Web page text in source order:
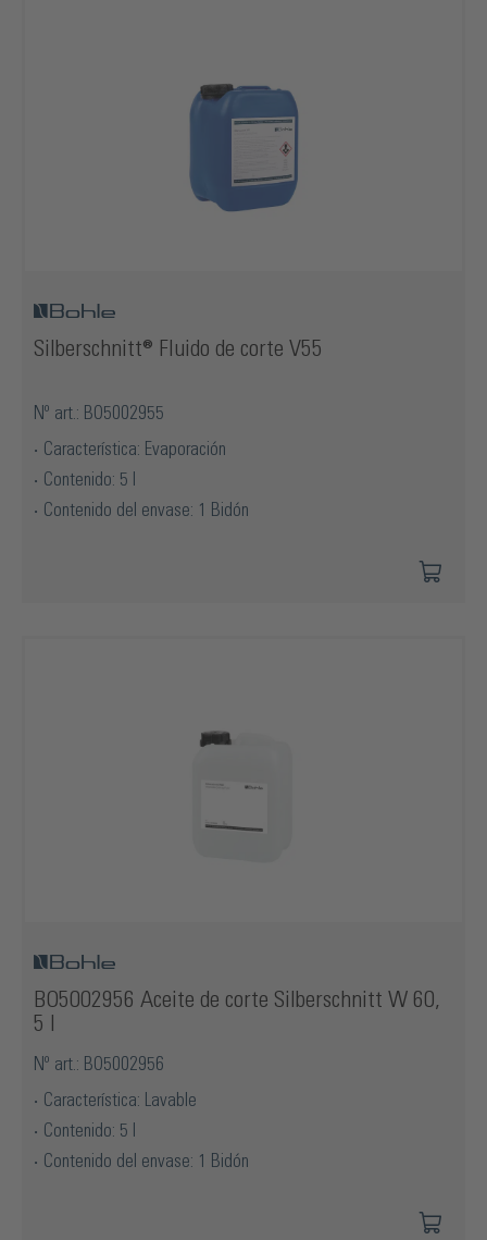
Silberschnitt® Fluido de corte V55
Nº art.: BO5002955
Característica: Evaporación
Contenido: 5 l
Contenido del envase: 1 Bidón
BO5002956 Aceite de corte Silberschnitt W 60,
5 l
Nº art.: BO5002956
Característica: Lavable
Contenido: 5 l
Contenido del envase: 1 Bidón